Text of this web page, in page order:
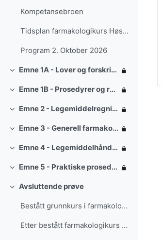
Kompetansebroen
Tidsplan farmakologikurs Høst 2025 (forbehold om e...
Program 2. Oktober 2026
Skjul Emne 1A - Lover og forskrifter
Skjul Emne 1B - Prosedyrer og retningslinjer SI
Skjul Emne 2 - Legemiddelregning
Skjul Emne 3 - Generell farmakologi og legemidler til spesielle pasientgrupper
Skjul Emne 4 - Legemiddelhåndtering i ambulansetjenesten SI
Skjul Emne 5 - Praktiske prosedyrer i legemiddelhåndtering
SkjulAvsluttende prøve
Bestått grunnkurs i farmakologi SI
Etter bestått farmakologikurs - trinn 2 sertifisering